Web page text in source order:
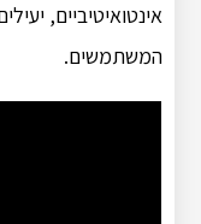
אינטואיטיביים,
המשתמשים.